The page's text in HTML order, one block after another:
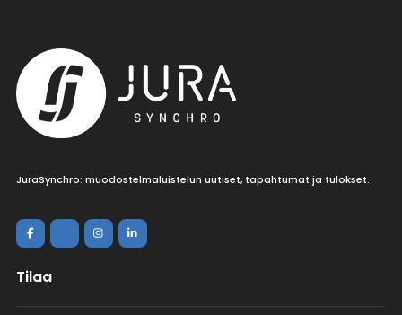
JuraSynchro: muodostelmaluistelun uutiset, tapahtumat ja tulokset.
Tilaa